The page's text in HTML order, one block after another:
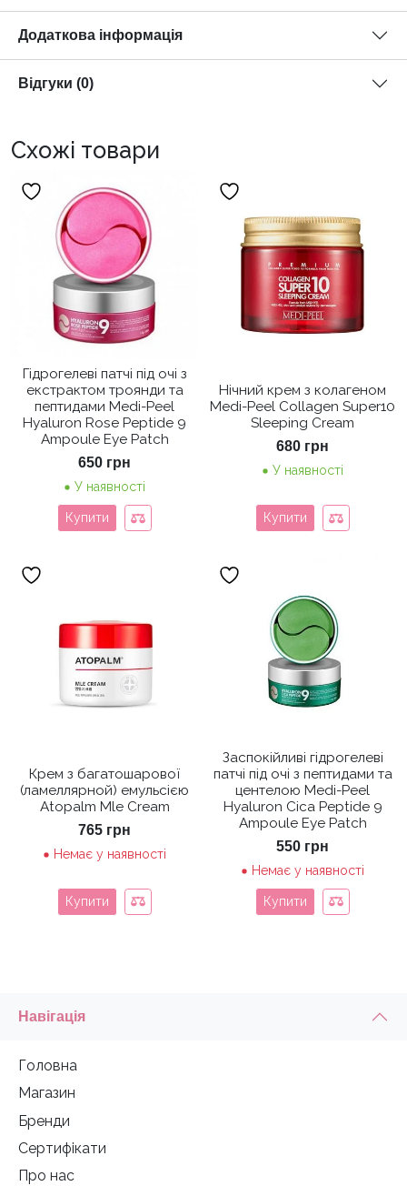
Додаткова інформація
Відгуки (0)
Схожі товари
Гідрогелеві патчі під очі з
екстрактом троянди та
пептидами Medi-Peel
Hyaluron Rose Peptide 9
Ampoule Eye Patch
650 грн
У наявності
Купити
Нічний крем з колагеном
Medi-Peel Collagen Super10
Sleeping Cream
680 грн
У наявності
Купити
Крем з багатошарової
(ламеллярной) емульсією
Atopalm Mle Cream
765 грн
Немає у наявності
Купити
Заспокійливі гідрогелеві
патчі під очі з пептидами та
центелою Medi-Peel
Hyaluron Cica Peptide 9
Ampoule Eye Patch
550 грн
Немає у наявності
Купити
Навігація
Головна
Магазин
Бренди
Сертифікати
Про нас